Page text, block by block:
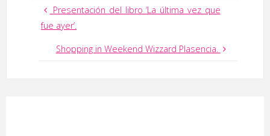
Presentación del libro ‘La última vez que
fue ayer’.
Shopping in Weekend Wizzard Plasencia.